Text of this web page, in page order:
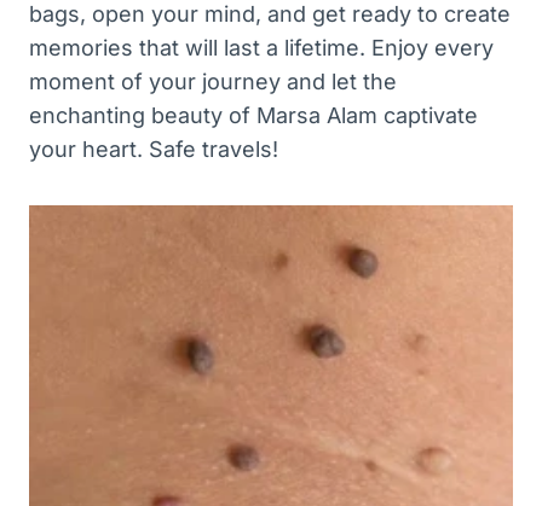
bags, open your mind, and get ready to create
memories that will last a lifetime. Enjoy every
moment of your journey and let the
enchanting beauty of Marsa Alam captivate
your heart. Safe travels!